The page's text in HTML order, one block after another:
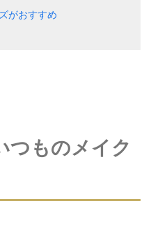
がおすすめ
つものメイク